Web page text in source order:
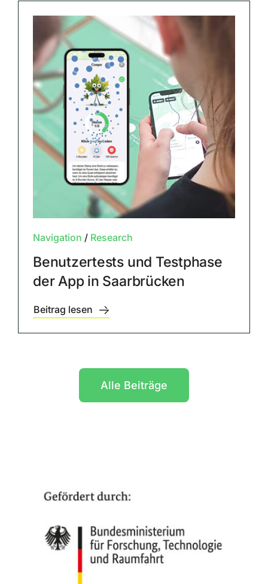
Navigation / Research
Benutzertests und Testphase
der App in Saarbrücken
Beitrag lesen
Alle Beiträge